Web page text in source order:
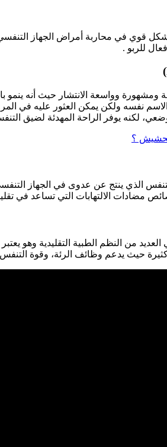
في محاربة أمراض الجهاز التنفسي
للربو .
وواسعة الانتشار حيث أنه ينمو
نفسه ولكن يمكن العثور عليه في
لكنه يوفر الراحة المهدئة لضيق التنفس
؟
الذي ينتج عن عدوى في الجهاز
مضادات الالتهابات التي تساعد في
من النظم الطبية التقليدية وهو
حيث يدعم وظائف الرئة، وقوة